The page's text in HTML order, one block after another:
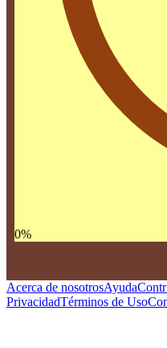
0%
Acerca de nosotrosAyuda
PrivacidadTérminos de Uso